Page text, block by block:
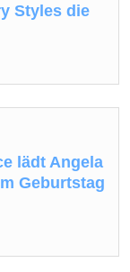
Styles die
lädt Angela
Geburtstag